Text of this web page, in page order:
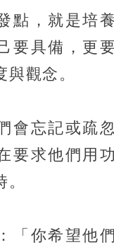
點，就是培
要具備，更
觀念。
會忘記或疏
要求他們用
「你希望他